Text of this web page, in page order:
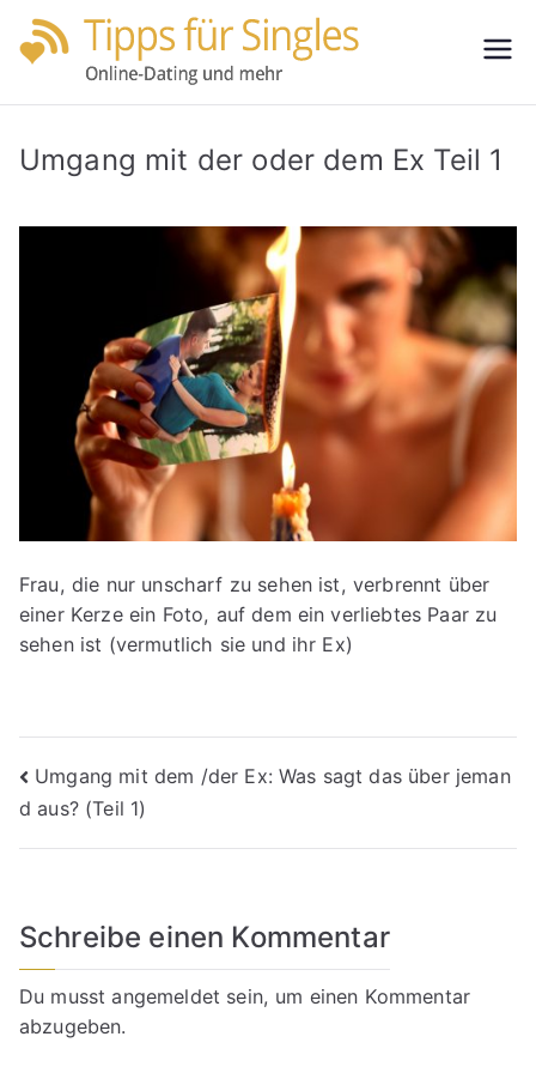
Zum
Inhalt
für
s
Umgang mit der oder dem Ex Teil 1
Frau, die nur unscharf zu sehen ist, verbrennt über
einer Kerze ein Foto, auf dem ein verliebtes Paar zu
sehen ist (vermutlich sie und ihr Ex)
Beitragsnavigation
Umgang mit dem /der Ex: Was sagt das über jeman
d aus? (Teil 1)
Schreibe einen Kommentar
Du musstangemeldet sein, um einen Kommentar
abzugeben.